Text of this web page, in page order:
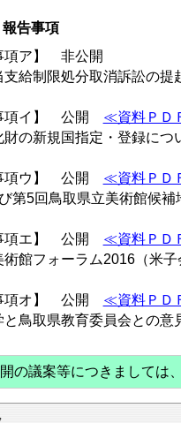
報告事項
項ア】 非公開
支給制限処分取消訴訟の提
項イ】 公開 ≪資料ＰＤ
財の新規国指定・登録につ
項ウ】 公開 ≪資料ＰＤ
第5回鳥取県立美術館候
項エ】 公開 ≪資料ＰＤ
術館フォーラム2016（米
項オ】 公開 ≪資料ＰＤ
と鳥取県教育委員会との意
の議案等につきましては